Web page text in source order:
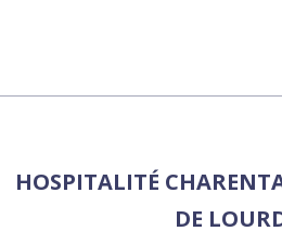
HOSPITALITÉ
DE